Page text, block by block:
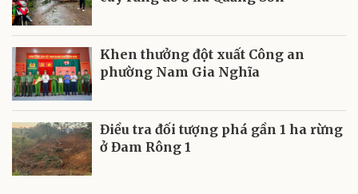
Khen thưởng đột xuất Công an
phường Nam Gia Nghĩa
Điều tra đối tượng phá gần 1 ha rừng
ở Đam Rông 1